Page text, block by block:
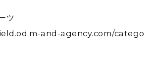
ツ
and-agency.com/catego